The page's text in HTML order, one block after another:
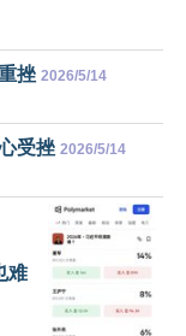
挫 2026/5/14
受挫 2026/5/14
难